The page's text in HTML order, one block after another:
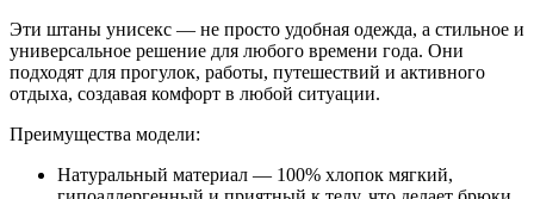
Эти штаны унисекс — не просто удобная одежда, а стильное и
универсальное решение для любого времени года. Они
подходят для прогулок, работы, путешествий и активного
отдыха, создавая комфорт в любой ситуации.
Преимущества модели:
Натуральный материал — 100% хлопок мягкий,